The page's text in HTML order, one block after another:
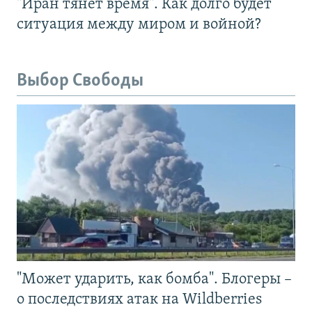
"Иран тянет время". Как долго будет
ситуация между миром и войной?
Выбор Свободы
"Может ударить, как бомба". Блогеры –
о последствиях атак на Wildberries